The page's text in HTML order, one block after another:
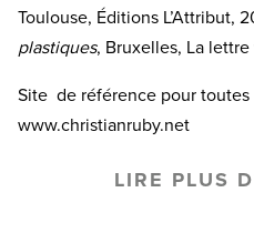
Toulouse, Éditions L’Attribut,
plastiques, Bruxelles, La
Site de référence pour toutes
www.christianruby.net
LIRE PLUS